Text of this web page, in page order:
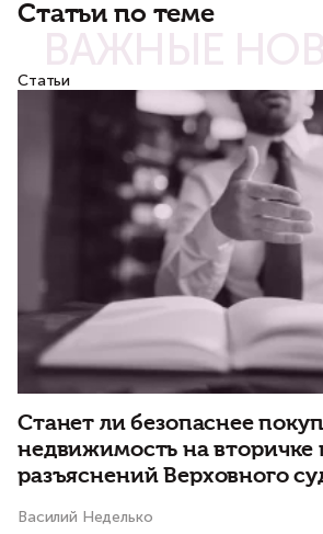
Статьи по теме
ВАЖНЫЕ
Статьи
Станет ли безопаснее
недвижимость на вторичке
разъяснений Верховного
Василий Неделько